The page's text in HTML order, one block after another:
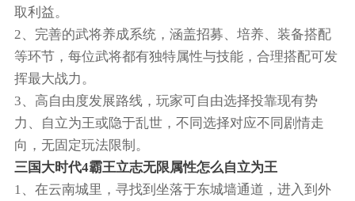
取利益。
2、完善的武将养成系统，涵盖招募、培养、装备搭配
等环节，每位武将都有独特属性与技能，合理搭配可发
挥最大战力。
3、高自由度发展路线，玩家可自由选择投靠现有势
力、自立为王或隐于乱世，不同选择对应不同剧情走
向，无固定玩法限制。
三国大时代4霸王立志无限属性怎么自立为王
1、在云南城里，寻找到坐落于东城墙通道，进入到外